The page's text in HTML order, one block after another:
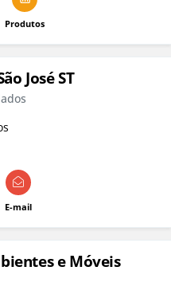
Produtos
José ST
E-mail
e Móveis